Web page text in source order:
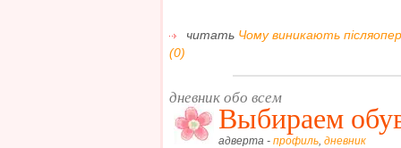
читать Чому виникають
(0)
дневник обо всем
Выбираем
адверта - профиль, дневник